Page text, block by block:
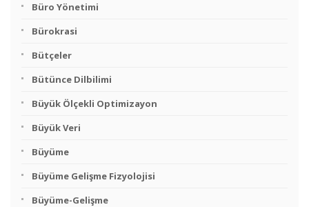
Büro Yönetimi
Bürokrasi
Bütçeler
Bütünce Dilbilimi
Büyük Ölçekli Optimizayon
Büyük Veri
Büyüme
Büyüme Gelişme Fizyolojisi
Büyüme-Gelişme